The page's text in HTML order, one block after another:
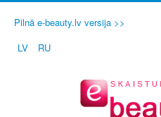
Pilnā e-beauty.lv versija >>
LV
RU